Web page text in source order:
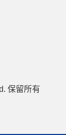
保留所有